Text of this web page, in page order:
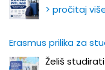
> pročitaj
Erasmus prilika za
Želiš